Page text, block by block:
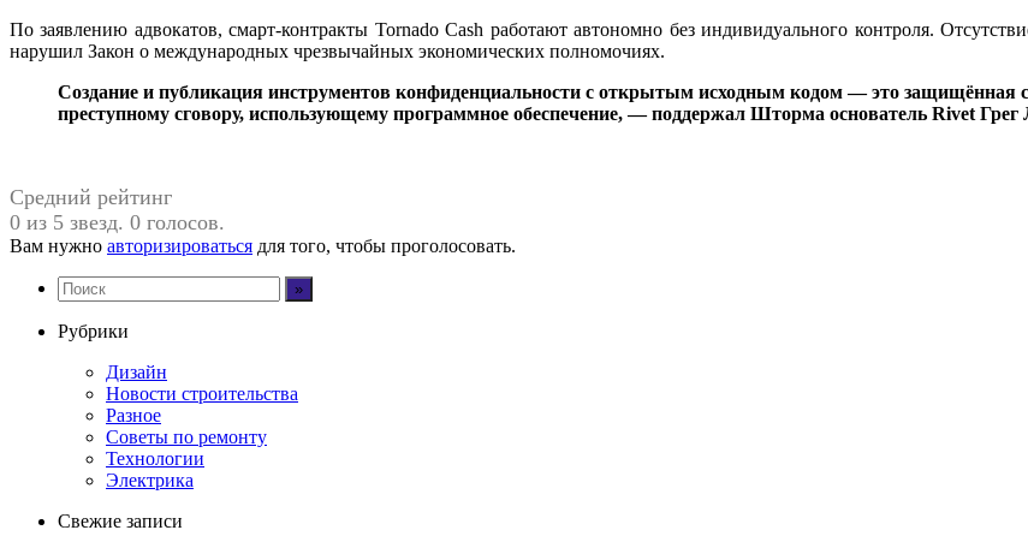
По заявлению адвокатов, смарт-контракты Tornado Cash работают автономно без индивидуального контроля.
нарушил Закон о международных чрезвычайных экономических полномочиях.
Создание и публикация инструментов конфиденциальности с открытым исходным кодом — это защищённая
преступному сговору, использующему программное обеспечение, — поддержал Шторма основатель Rivet Грег
Средний рейтинг
0 из 5 звезд. 0 голосов.
Вам нужно авторизироваться для того, чтобы проголосовать.
Рубрики
Дизайн
Новости строительства
Разное
Советы по ремонту
Технологии
Электрика
Свежие записи